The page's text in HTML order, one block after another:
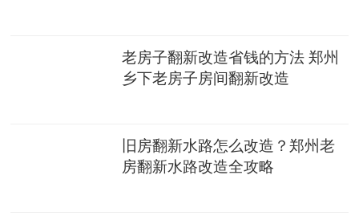
老房子翻新改造省钱的方法 郑州
乡下老房子房间翻新改造
旧房翻新水路怎么改造？郑州老
房翻新水路改造全攻略